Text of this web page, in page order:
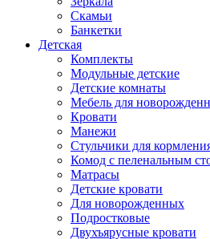
Скамьи
Банкетки
Детская
Комплекты
Модульные детские
Детские комнаты
Мебель для
Кровати
Манежи
Стульчики для
Комод с пеленальным
Матрасы
Детские кровати
Для новорожденных
Подростковые
Двухъярусные кровати